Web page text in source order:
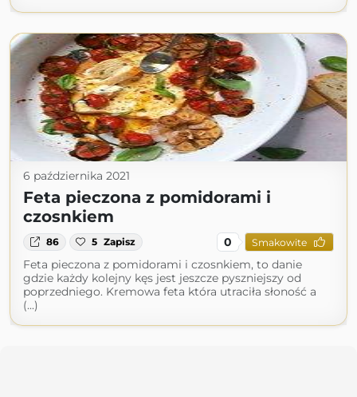
6 października 2021
Feta pieczona z pomidorami i
czosnkiem
86 5 Zapisz 0 Smakowite
Feta pieczona z pomidorami i czosnkiem, to danie
gdzie każdy kolejny kęs jest jeszcze pyszniejszy od
poprzedniego. Kremowa feta która utraciła słoność a
(...)